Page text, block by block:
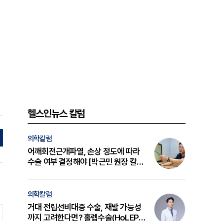
헬스인뉴스 칼럼
의학칼럼
어깨회전근개파열, 손상 정도에 따라
수술 여부 결정해야 [박근민 원장 칼
의학칼럼
거대 전립선비대증 수술, 재발 가능성
까지 고려한다면? 홀렙수술(HoLEP)